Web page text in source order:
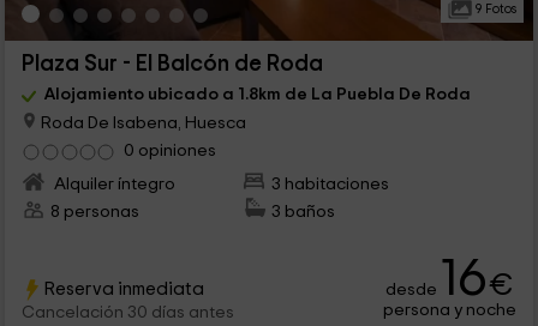
9 Fotos
Plaza Sur - El Balcón de Roda
Alojamiento ubicado a 1.8km de La Puebla De Roda
Roda De Isabena, Huesca
0 opiniones
Alquiler íntegro
3 habitaciones
8 personas
3 baños
Reserva inmediata
Cancelación 30 días antes
desde 16€
persona y noche